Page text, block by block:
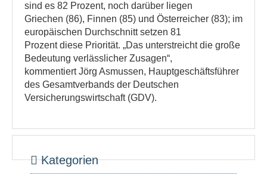
sind es 82 Prozent, noch darüber liegen
Griechen (86), Finnen (85) und Österreicher (83); im
europäischen Durchschnitt setzen 81
Prozent diese Priorität. „Das unterstreicht die große
Bedeutung verlässlicher Zusagen“,
kommentiert Jörg Asmussen, Hauptgeschäftsführer
des Gesamtverbands der Deutschen
Versicherungswirtschaft (GDV).
Kategorien